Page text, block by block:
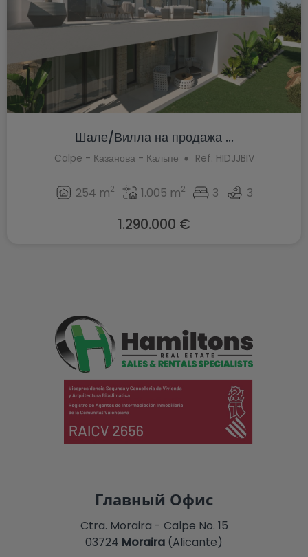
Шале/Вилла на продажа ...
Calpe - Казанова - Кальпе Ref. HIDJJBIV
254 m2 1.005 m2 3 3
1.290.000 €
Главный Офис
Ctra. Moraira - Calpe No. 15
03724 Moraira (Alicante)